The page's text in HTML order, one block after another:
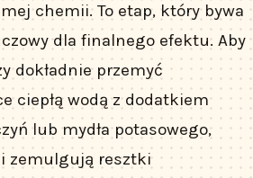
chemii. To etap, który bywa
dla finalnego efektu. Aby
dokładnie przemyć
ciepłą wodą z dodatkiem
lub mydła potasowego,
zemulgują resztki